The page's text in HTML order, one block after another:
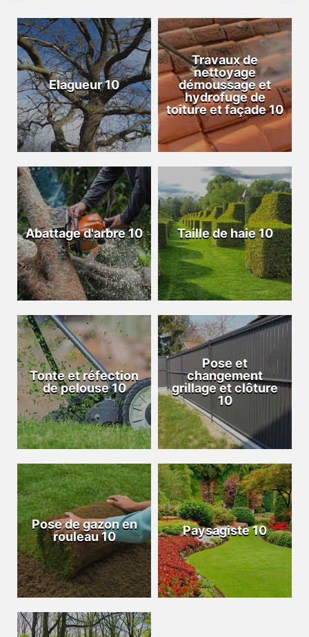
Elagueur 10
Travaux de
nettoyage
démoussage et
hydrofuge de
toiture et façade 10
Abattage d'arbre 10 Taille de haie 10
Tonte et réfection
de pelouse 10
Pose et
changement
grillage et clôture
10
Pose de gazon en
rouleau 10
Paysagiste 10